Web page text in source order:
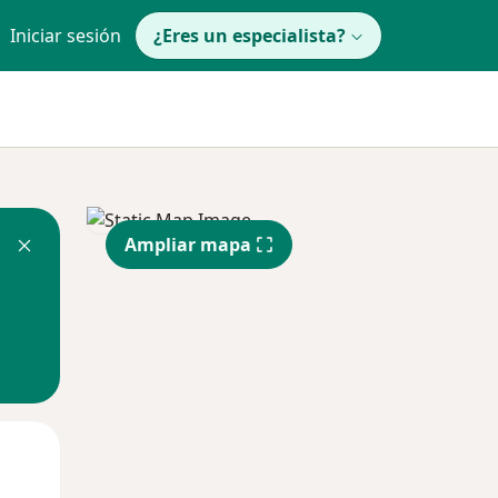
Iniciar sesión ¿Eres un especialista?
Ampliar mapa